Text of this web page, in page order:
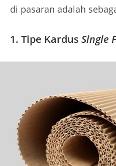
di pasaran adalah
1. Tipe Kardus Single